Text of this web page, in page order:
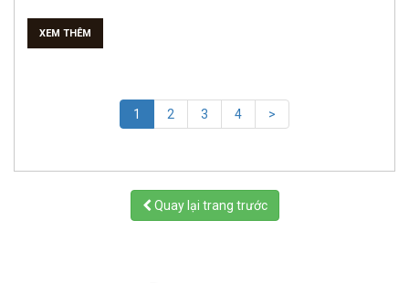
XEM THÊM
1 (current)
2 3 4 >
Quay lại trang trước